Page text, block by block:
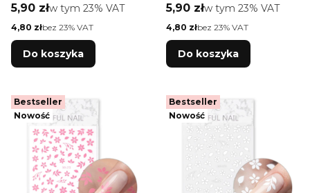
CA-6436
Cena brutto
5,90 złw tym %s VAT
w tym 23% VAT
Cena netto
4,80 złbez 23% VAT
Do koszyka
kwiatki SO-281 czarne
Cena brutto
5,90 złw tym %s VAT
w tym 23% VAT
Cena netto
4,80 złbez 23% VAT
Do koszyka
Bestseller
Nowość
Bestseller
Nowość